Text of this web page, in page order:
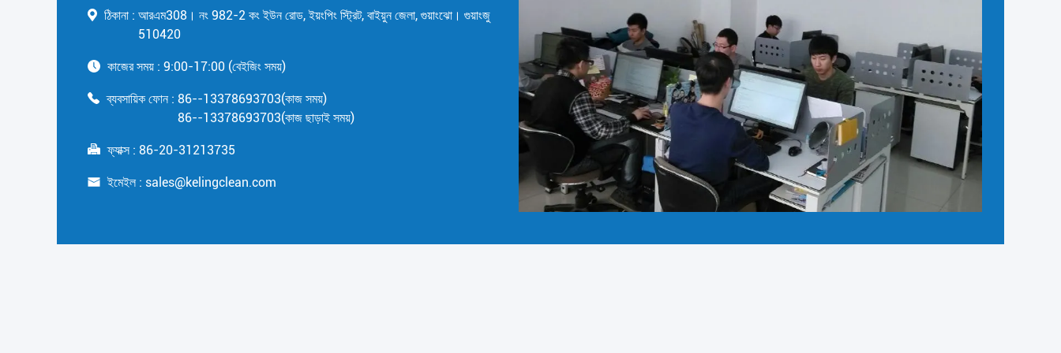
ঠিকানা : আরএম308। নং 982-2 কং ইউন রোড, ইয়ংপিং স্ট্রিট, বাইয়ুন জেলা, গুয়াংঝো। গুয়াংজু
510420
কাজের সময় : 9:00-17:00 (বেইজিং সময়)
ব্যবসায়িক ফোন : 86--13378693703(কাজ সময়)
86--13378693703(কাজ ছাড়াই সময়)
ফ্যাক্স : 86-20-31213735
ইমেইল : sales@kelingclean.com